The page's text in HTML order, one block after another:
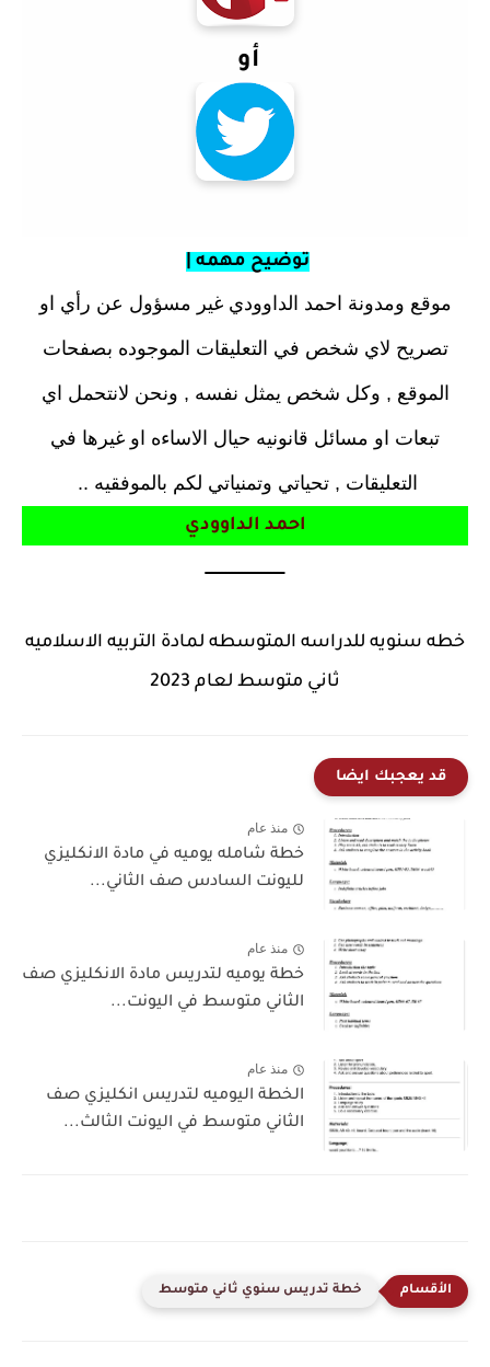
أو
توضيح مهمه |
موقع ومدونة احمد الداوودي غير مسؤول عن رأي او
تصريح لاي شخص في التعليقات الموجوده بصفحات
الموقع , وكل شخص يمثل نفسه , ونحن لانتحمل اي
تبعات او مسائل قانونيه حيال الاساءه او غيرها في
التعليقات , تحياتي وتمنياتي لكم بالموفقيه ..
احمد الداوودي
ــــــــــــــــــــــــ
خطه سنويه للدراسه المتوسطه لمادة التربيه الاسلاميه
ثاني متوسط لعام 2023
قد يعجبك ايضا
منذ عام
خطة شامله يوميه في مادة الانكليزي
لليونت السادس صف الثاني...
منذ عام
خطة يوميه لتدريس مادة الانكليزي صف
الثاني متوسط في اليونت...
منذ عام
الخطة اليوميه لتدريس انكليزي صف
الثاني متوسط في اليونت الثالث...
خطة تدريس سنوي ثاني متوسط